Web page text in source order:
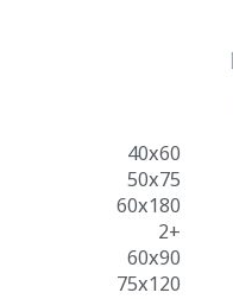
40x60
50x75
60x180
+2
60x90
75x120